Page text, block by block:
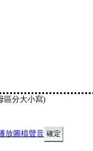
區分大小寫)
放圖檔聲音